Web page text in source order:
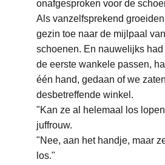
onafgesproken voor de
Als vanzelfsprekend
gezin toe naar de mijlpaal
schoenen. En nauwelijks
de eerste wankele passen,
één hand, gedaan of we
desbetreffende winkel.
"Kan ze al helemaal los
juffrouw.
"Nee, aan het handje, maar
los."